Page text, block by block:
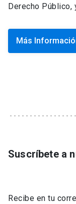
Derecho Público,
Más
Suscríbete a
Recibe en tu